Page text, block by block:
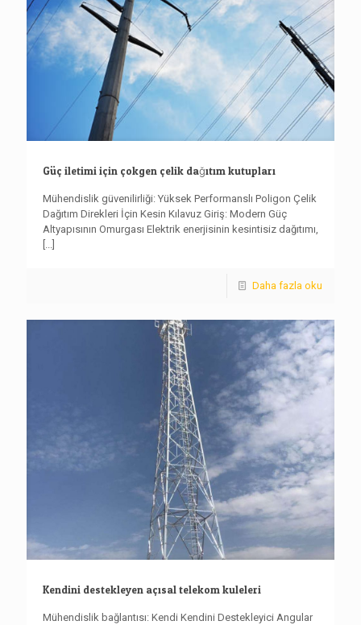
Güç iletimi için çokgen çelik dağıtım kutupları
Mühendislik güvenilirliği: Yüksek Performanslı Poligon Çelik
Dağıtım Direkleri İçin Kesin Kılavuz Giriş: Modern Güç
Altyapısının Omurgası Elektrik enerjisinin kesintisiz dağıtımı,
[...]
Daha fazla oku
Kendini destekleyen açısal telekom kuleleri
Mühendislik bağlantısı: Kendi Kendini Destekleyici Angular